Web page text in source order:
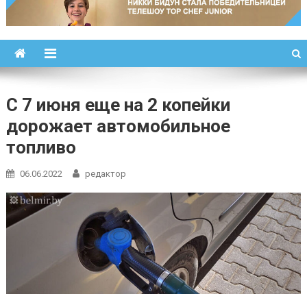
С 7 июня еще на 2 копейки
дорожает автомобильное
топливо
06.06.2022 редактор